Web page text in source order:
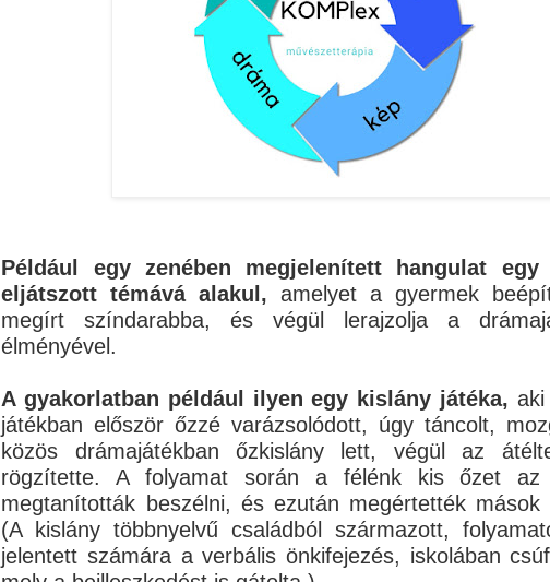
Például egy zenében megjelenített hangulat egy
eljátszott témává alakul,amelyet a gyermek
megírt színdarabba, és végül lerajzolja a
élményével.
A gyakorlatban például ilyen egy kislány játéka,
játékban először őzzé varázsolódott, úgy táncolt,
közös drámajátékban őzkislány lett, végül az
rögzítette. A folyamat során a félénk kis őzet az
megtanították beszélni, és ezután megértették
(A kislány többnyelvű családból származott,
jelentett számára a verbális önkifejezés, iskolában